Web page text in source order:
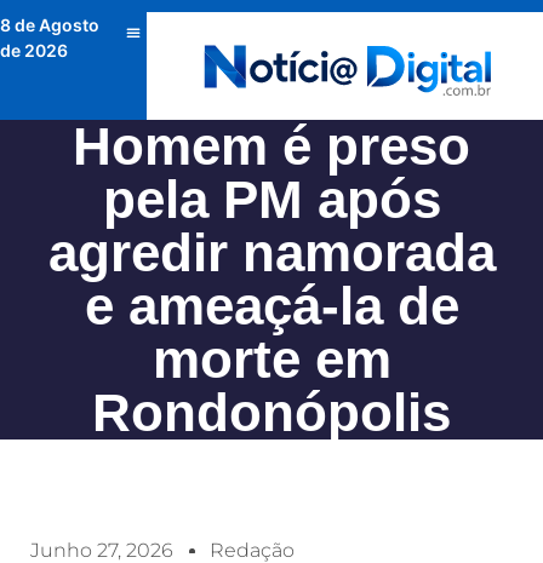
8 de Agosto
de 2026
Homem é preso
pela PM após
agredir namorada
e ameaçá-la de
morte em
Rondonópolis
Junho 27, 2026 Redação